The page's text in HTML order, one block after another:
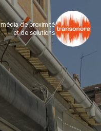
média de proximité
et de solutions